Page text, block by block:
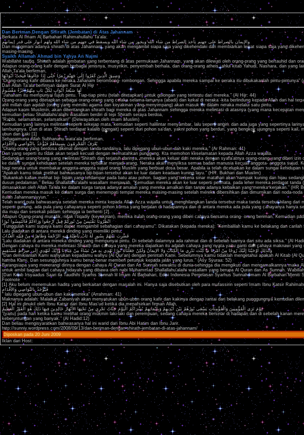
Dan Beriman Dengan Shirath (Jembatan) di Atas Jahannam
Berkata Al Imam Al Barbahari Rahimahullahu Ta'ala:
والإيمان بالصراط على جهنم يأخذ الصراط من شاء الله ويجوز من شاء الله ويسقط في جهنم من شاء الله ولهم أنوار على قدر إيمانهم
Dan mengimani adanya shirath di atas Jahannam, yang akan mengambil siapa saja yang dikehendaki dan membiarkan lewat siapa saja yang
masing-masing.
Syaikh Allamah Ahmad bin Yahya An Najmi
Wabillahit taufiq. Shirath adalah jembatan yang terbentang di atas permukaan Jahannam, yang akan dilewati oleh orang-prang yang bertauhid
Adapun orang-orang kafir dengan berbagai jenisnya, musyrikin, penyembah berhala, dan orang-orang atheis, ahlul kitab Yahudi, Nashara, dan
Allah Ta'ala berfirman,
وَسِيقَ الَّذِينَ كَفَرُوا إِلَى جَهَنَّمَ زُمَرًا حَتَّى إِذَا جَاءُوهَا فُتِحَتْ أَبْوَابُهَا
"Orang-orang kafir dibawa ke neraka Jahanam berombong- rombongan. Sehingga apabila mereka sampai ke neraka itu dibukakanlah pintu-pintunya"
Dan Allah Ta'ala berfirman dalam Surat Al Hijr
لَهَا سَبْعَةُ أَبْوَابٍ لِكُلِّ بَابٍ مِنْهُمْ جُزْءٌ مَقْسُومٌ
"Jahanam itu mempunyai tujuh pintu. Tiap-tiap pintu (telah ditetapkan) untuk golongan yang tertentu dari mereka." (Al Hijr: 44)
Orang-orang yang ditetapkan sebagai orang-orang yang celaka selama-lamanya (abadi) dan kekal di neraka -kita berlindung kepada Allah dari hal
ahli millah dan aqidah (orang yang memilki agama dan keyakinan yang menyimpang) akan masuk ke dalam neraka melalui satu pintu.
Adapun kaum Muslimin, akan dibentangkan shirath bagi mereka di atas Jahannam sehingga mereka melintasi di atasnya (yang mana kecepatan
kemudian beliau Shallallahu'alaihi wasallam berdiri di tepi Shirath seraya berdoa,
"Rabbi, selamatkan, selamatkan!" (Diriwayatkan oleh imam Muslim)
Kemudian yang lainnya melintas seperti sekejap mata, kemudian seperti halilintar menyambar, lalu seperti angin, dan ada juga yang sepertinya
lambungnya. Dan di atas Shirath terdapat kalalib (pengait) seperti duri pohon sa'dan, yakni pohon yang berduri, yang bengkok ujungnya seperti
ubun dan kaki [1]
Sebagaimana Allah Subhanahu wata'ala berfirman,
يُعْرَفُ الْمُجْرِمُونَ بِسِيمَاهُمْ فَيُؤْخَذُ بِالنَّوَاصِي وَالأقْدَامِ
"Orang-orang yang berdosa dikenal dengan tanda-tandanya, lalu dipegang ubun-ubun dan kaki mereka." (Ar Rahman: 41)
Dan yang seperti itu tidak akan terjadi kecuali dengan mematahkan punggung. Kta memohon keselamatan kepada Allah Azza wajalla.
Sedangkan orang-orang yang melintasi Shirath dan terjatuh darinya, mereka akan keluar dari neraka dengan syafa'atnya orang-orang yang diberi
ke dalam sungai kehidupan setelah mereka terbakar menjadi arang. Neraka akan menyiksa semua badan manusia kecuali anggota- anggota
bagi neraka untuk membakar anggota-anggota sujud orang Muslim yang berbuat dosa besar. Apabila ia telah dicelupkan ke dalam sungai
"Apakah kamu tidak melihat bahwasanya biji-bijian tersebut akan ke luar dalam keadaan kuning layu." (HR. Bukhari dan Muslim)
"Bukankah kalian melihat biji- bijian yang terdampar pada batu atau pohon. bagian yang terkena sinar matahari akan nampak kuning dan hijau
dusun pedalaman." Beliau Shallallahu'alaihi wasallam menjawab, "Kemudian mereka akan ke luar seperti permata, pada leher mereka terdapat
dimasukkan oleh Allah Ta'ala ke dalam surga tanpa adanya amalan yang mereka amalkan dan tanpa adanya kebaikan yang mereka kerjakan." (HR
Kemudian mereka masuk ke dalam surga dan menempati tempat mereka masing-masing setelah mereka dibersihkan dan dimurnikan dari noda-
itulah Jahannamiyyun."
Telah warid pula bahwasanya setelah mereka minta kepada Allah Azza wajalla untuk menghilangkan tanda tersebut maka tanda tersebut hilang
seperti gunung, ada pula yang cahayanya seperti pohon kurma yang berjalan di hadapannya dan di antara mereka ada pula yang cahayanya
dia maju dan sesekali padam sehingga ia berhenti [2].
Adapun Orang-orang munafik, nifak i'tiqadiy (keyakinan), mereka itulah orang-orang yang diberi cahaya bersama orang- orang beriman. Kemudian
انْظُرُونَا نَقْتَبِسْ مِنْ نُورِكُمْ قِيلَ ارْجِعُوا وَرَاءَكُمْ فَالْتَمِسُوا نُورًا
"Tunggulah kami supaya kami dapat mengambil sebahagian dari cahayamu". Dikatakan (kepada mereka): "Kembalilah kamu ke belakang dan
Lalu diadakan di antara mereka dinding yang memiliki pintu,
فَضُرِبَ بَيْنَهُمْ بِسُورٍ لَهُ بَابٌ بَاطِنُهُ فِيهِ الرَّحْمَةُ وَظَاهِرُهُ مِنْ قِبَلِهِ الْعَذَابُ
"Lalu diadakan di antara mereka dinding yang mempunyai pintu. Di sebelah dalamnya ada rahmat dan di sebelah luarnya dari situ ada siksa." (Al
Dengan cahaya itu mereka melintasi Shirath dan cahaya yang mereka dapatkan itu adalah cahaya yang nyata yaitu ganti dari cahaya maknawi
وَكَذَلِكَ أَوْحَيْنَا إِلَيْكَ رُوحًا مِنْ أَمْرِنَا مَا كُنْتَ تَدْرِي مَا الْكِتَابُ وَلا الإيمَانُ وَلَكِنْ جَعَلْنَاهُ نُورًا نَهْدِي بِهِ مَنْ نَشَاءُ مِنْ عِبَادِنَا وَإِنَّكَ لَتَهْدِي إِلَى صِرَاطٍ مُسْتَقِيمٍ
"Dan demikianlah Kami wahyukan kepadamu wahyu (Al Qur'an) dengan perintah Kami. Sebelumnya kamu tidaklah mengetahui apakah Al Kitab
hamba Kami. Dan sesungguhnya kamu benar-benar memberi petunjuk kepada jalan yang lurus." (Asy Syuraa: 52)
Barangsiapa yang menerangi dirinya dengan cahaya Al Quran dan As Sunnah sewaktu di dunia sehingga dia mengikuti dan mengamalkannya
untuk ambil bagian dari cahaya hidayah yang dibawa oleh nabi Muhammad Shallallahu'alaihi wasallam yang berupa Al Quran dan As Sunnah.
[Dari Kitab Irsyaadus Saari ila Taudhihi Syarhis Sunnah lil Imam Al Barbahari, Edisi Indonesia Penjelasan Syarhus Sunnah Imam Al Barbahari
Footnote
[1] Aku belum menemukan hadits yang berkaitan dengan masalah ini. Hanya saja disebutkan oleh para mufassirin seperti Imam Ibnu Katsir
فَيُؤْخَذُ بِالنَّوَاصِي وَالأقْدَامِ
" lalu dipegang ubun-ubun dan kaki mereka" (Arrahman: 41)
Maknanya adalah: Malaikat Zabaniyah akan menyatukan ubun-ubun orang kafir dan kakinya dengan rantai dari belakang punggungnya kemudian
[2] Hal ini dinukil oleh Ibnu Katsir dari Ibnu Mas'ud ketika dia menafsirkan firman Allah,
يَوْمَ تَرَى الْمُؤْمِنِينَ وَالْمُؤْمِنَاتِ يَسْعَى نُورُهُمْ بَيْنَ أَيْدِيهِمْ وَبِأَيْمَانِهِمْ بُشْرَاكُمُ الْيَوْمَ جَنَّاتٌ تَجْرِي مِنْ تَحْتِهَا الأنْهَارُ خَالِدِينَ فِيهَا ذَلِكَ هُوَ الْفَوْزُ الْعَظِيمُ
"(yaitu) pada hari ketika kamu melihat orang mukmin laki-laki dan perempuan, sedang cahaya mereka bersinar di hadapan dan di sebelah kanan
keberuntungan yang banyak." (Al Hadid:12)
Dan beliau mengisyaratkan bahwasanya hal ini warid dari Ibnu Abi Hatim dan Ibnu Jarir.
http://sunniy.wordpress.com/2008/09/13/dan-beriman-dengan-shirath-jembatan-di-atas-jahannam/
Diposkan pada 20 Juni 2009
Iklan dari Host: